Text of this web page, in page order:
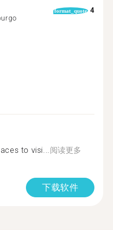
format_quote 4
to visi... 阅读更多
下载软件